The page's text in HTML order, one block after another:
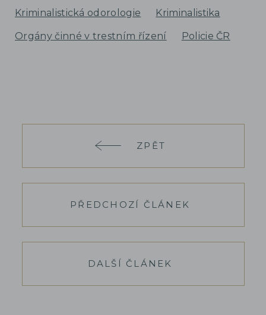
Kriminalistická odorologie Kriminalistika
Orgány činné v trestním řízení Policie ČR
ZPĚT
PŘEDCHOZÍ ČLÁNEK
DALŠÍ ČLÁNEK